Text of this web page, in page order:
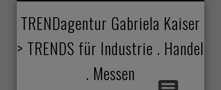
TRENDagentur Gabriela Kaiser
> TRENDS für Industrie . Handel
. Messen